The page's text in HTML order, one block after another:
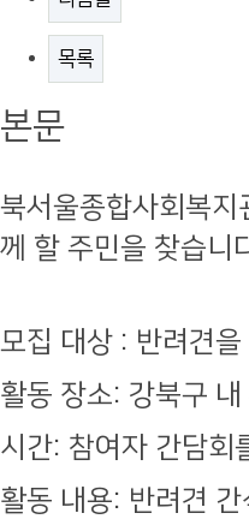
목록
본문
북서울종합사회복지
께 할 주민을 찾습니
모집 대상 : 반려견
활동 장소: 강북구 내
시간: 참여자 간담회
활동 내용: 반려견 간